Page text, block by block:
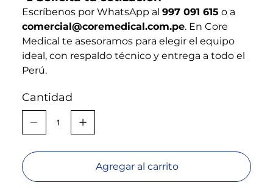
Escríbenos por WhatsApp al 997 091 615 o a
comercial@coremedical.com.pe. En Core
Medical te asesoramos para elegir el equipo
ideal, con respaldo técnico y entrega a todo el
Perú.
Cantidad
Agregar al carrito